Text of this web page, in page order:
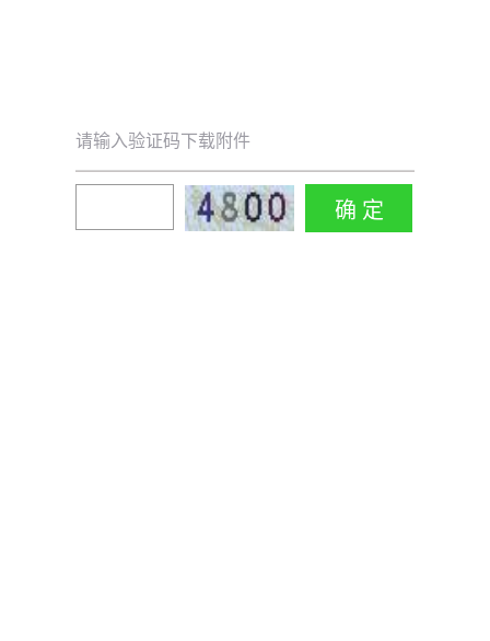
请输入验证码下载附件